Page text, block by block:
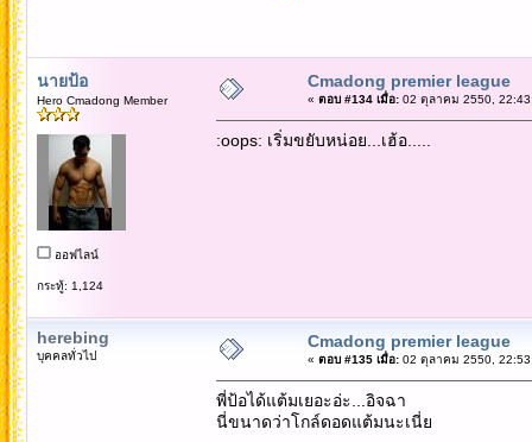
นายป้อ
Hero Cmadong Member
ออฟไลน์
กระทู้: 1,124
Cmadong premier league
« ตอบ #134 เมื่อ:02 ตุลาคม 2550,
:oops: เริ่มขยับหน่อย...เฮ้อ.....
herebing
บุคคลทั่วไป
Cmadong premier league
« ตอบ #135 เมื่อ:02 ตุลาคม 2550,
พี่ป้อได้แต้มเยอะอ่ะ...อิจฉา
นี่ขนาดว่าโกล์ดอดแต้มนะเนี่ย